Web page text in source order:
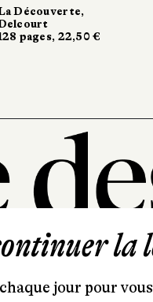
22,50 €
22,50 €
la
jour pour